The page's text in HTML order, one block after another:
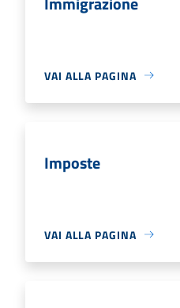
VAI ALLA PAGINA
Imposte
VAI ALLA PAGINA